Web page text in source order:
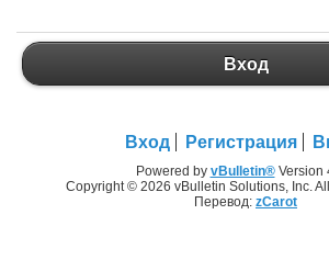
Вход
Вход Регистрация
Powered by vBulletin®Version
Copyright © 2026 vBulletin Solutions, Inc.
Перевод: zCarot